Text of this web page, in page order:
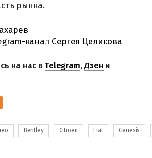
рынка.
канал Сергея Целикова
на нас в Telegram,Дзен и
Bentley Citroen Fiat Genesis